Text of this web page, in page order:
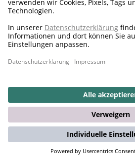
Corporate Business
Zum Steiff-Onlineshop
© Steiff 2026